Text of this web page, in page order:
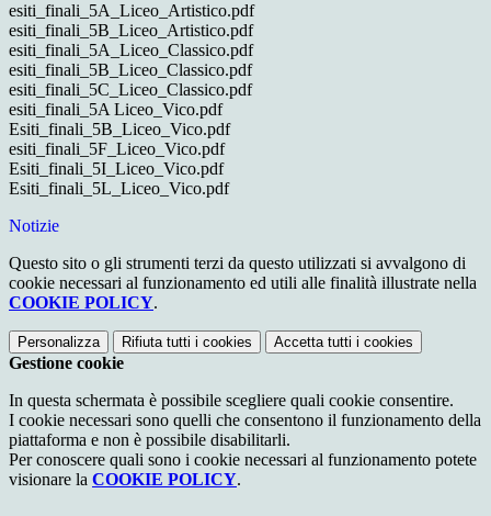
esiti_finali_5A_Liceo_Artistico.pdf
esiti_finali_5B_Liceo_Artistico.pdf
esiti_finali_5A_Liceo_Classico.pdf
esiti_finali_5B_Liceo_Classico.pdf
esiti_finali_5C_Liceo_Classico.pdf
esiti_finali_5A Liceo_Vico.pdf
Esiti_finali_5B_Liceo_Vico.pdf
esiti_finali_5F_Liceo_Vico.pdf
Esiti_finali_5I_Liceo_Vico.pdf
Esiti_finali_5L_Liceo_Vico.pdf
Notizie
Questo sito o gli strumenti terzi da questo utilizzati si avvalgono di
cookie necessari al funzionamento ed utili alle finalità illustrate nella
COOKIE POLICY.
Personalizza Rifiuta tutti i cookies Accetta tutti i cookies
Gestione cookie
In questa schermata è possibile scegliere quali cookie consentire.
I cookie necessari sono quelli che consentono il funzionamento della
piattaforma e non è possibile disabilitarli.
Per conoscere quali sono i cookie necessari al funzionamento potete
visionare la COOKIE POLICY.